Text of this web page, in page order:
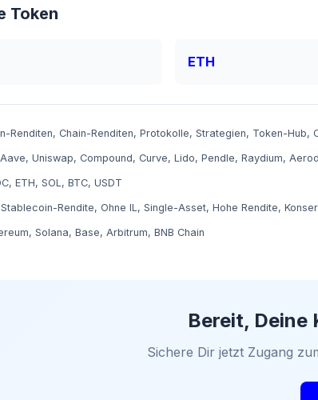
Token
ETH
Renditen, Chain-Renditen, Protokolle, Strategien, Token-Hub,
Aave, Uniswap, Compound, Curve, Lido, Pendle, Raydium,
, ETH, SOL, BTC, USDT
Stablecoin-Rendite, Ohne IL, Single-Asset, Hohe Rendite,
, Solana, Base, Arbitrum, BNB Chain
Bereit, Deine
Sichere Dir jetzt Zugang